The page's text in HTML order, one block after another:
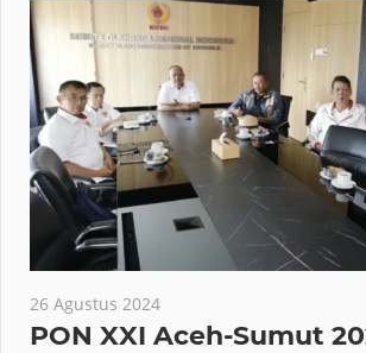
26 Agustus 2024
PON XXI Aceh-Sumut